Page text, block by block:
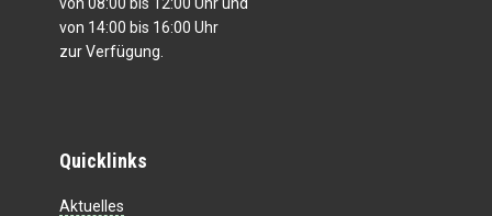
von 14:00 bis 16:00 Uhr
zur Verfügung.
Quicklinks
Aktuelles